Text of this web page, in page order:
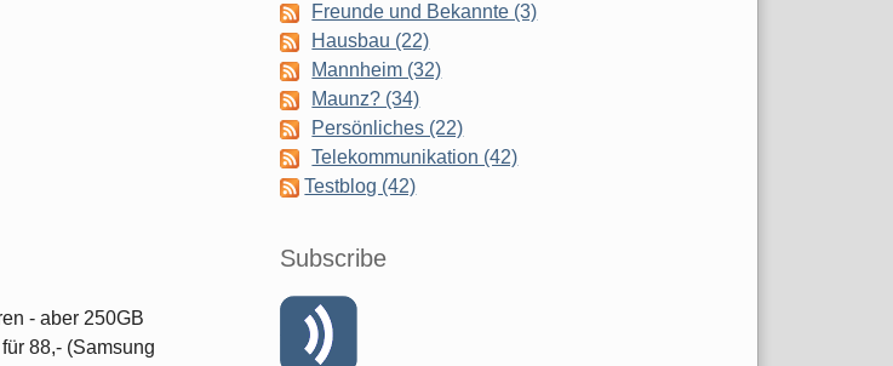
- aber 250GB
88,- (Samsung
Freunde und Bekannte (3)
Hausbau (22)
Mannheim (32)
Maunz? (34)
Persönliches (22)
Telekommunikation (42)
Testblog (42)
Subscribe